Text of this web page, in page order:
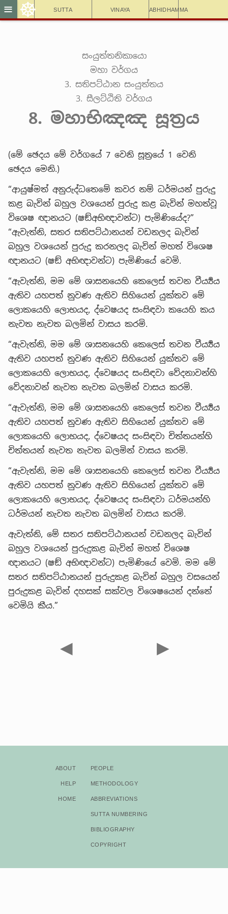
Sutta Vinaya Abhidhamma
≡ ☸
සංයුත්තනිකායො
මහා වර්ගය
3. සතිපට්ඨාන සංයුත්තය
3. සීලට්ඨිති වර්ගය
8. මහාභිඤඤ සූත්‍රය
(මේ ඡෙදය මේ වර්ගයේ 7 වෙනි සූත්‍රයේ 1 වෙනි
ඡෙදය මෙනි.)
“ආයුෂ්මත් අනුරුද්ධතෙමේ කවර නම් ධර්මයන් පුරුදු
කළ බැවින් බහුල වශයෙන් පුරුදු කළ බැවින් මහත්වූ
විශෙෂ ඥානයට (ෂඞ්අභිඥාවන්ට) පැමිණියේද?”
“ඇවැත්නි, සතර සතිපට්ඨානයන් වඩනලද බැවින්
බහුල වශයෙන් පුරුදු කරනලද බැවින් මහත් විශෙෂ
ඥානයට (ෂඞ් අභිඥාවන්ට) පැමිණියේ වෙමි.
“ඇවැත්නි, මම මේ ශාසනයෙහි කෙලෙස් තවන වීර්‍ය්‍යය
ඇතිව යහපත් නුවණ ඇතිව සිහියෙන් යුක්තව මේ
ලොකයෙහි ලොභයද, ද්වෙෂයද සංසිඳවා කයෙහි කය
නැවත නැවත බලමින් වාසය කරමි.
“ඇවැත්නි, මම මේ ශාසනයෙහි කෙලෙස් තවන වීර්‍ය්‍යය
ඇතිව යහපත් නුවණ ඇතිව සිහියෙන් යුක්තව මේ
ලොකයෙහි ලොභයද, ද්වෙෂයද සංසිඳවා වේදනාවන්හි
වේදනාවන් නැවත නැවත බලමින් වාසය කරමි.
“ඇවැත්නි, මම මේ ශාසනයෙහි කෙලෙස් තවන වීර්‍ය්‍යය
ඇතිව යහපත් නුවණ ඇතිව සිහියෙන් යුක්තව මේ
ලොකයෙහි ලොභයද, ද්වෙෂයද සංසිඳවා චිත්තයන්හි
චිත්තයන් නැවත නැවත බලමින් වාසය කරමි.
“ඇවැත්නි, මම මේ ශාසනයෙහි කෙලෙස් තවන වීර්‍ය්‍යය
ඇතිව යහපත් නුවණ ඇතිව සිහියෙන් යුක්තව මේ
ලොකයෙහි ලොභයද, ද්වෙෂයද සංසිඳවා ධර්මයන්හි
ධර්මයන් නැවත නැවත බලමින් වාසය කරමි.
ඇවැත්නි, මේ සතර සතිපට්ඨානයන් වඩනලද බැවින්
බහුල වශයෙන් පුරුදුකළ බැවින් මහත් විශෙෂ
ඥානයට (ෂඞ් අභිඥාවන්ට) පැමිණියේ වෙමි. මම මේ
සතර සතිපට්ඨානයන් පුරුදුකළ බැවින් බහුල වසයෙන්
පුරුදුකළ බැවින් දහසක් සක්වල විශෙෂයෙන් දන්නේ
වෙමියි කීය.”
◀ ▶
About
Help
Home
People
Methodology
Abbreviations
Sutta Numbering
Bibliography
Copyright